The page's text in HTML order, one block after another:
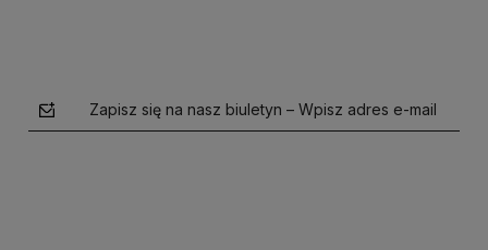
Zapisz się na nasz biuletyn – Wpisz adres e-mail